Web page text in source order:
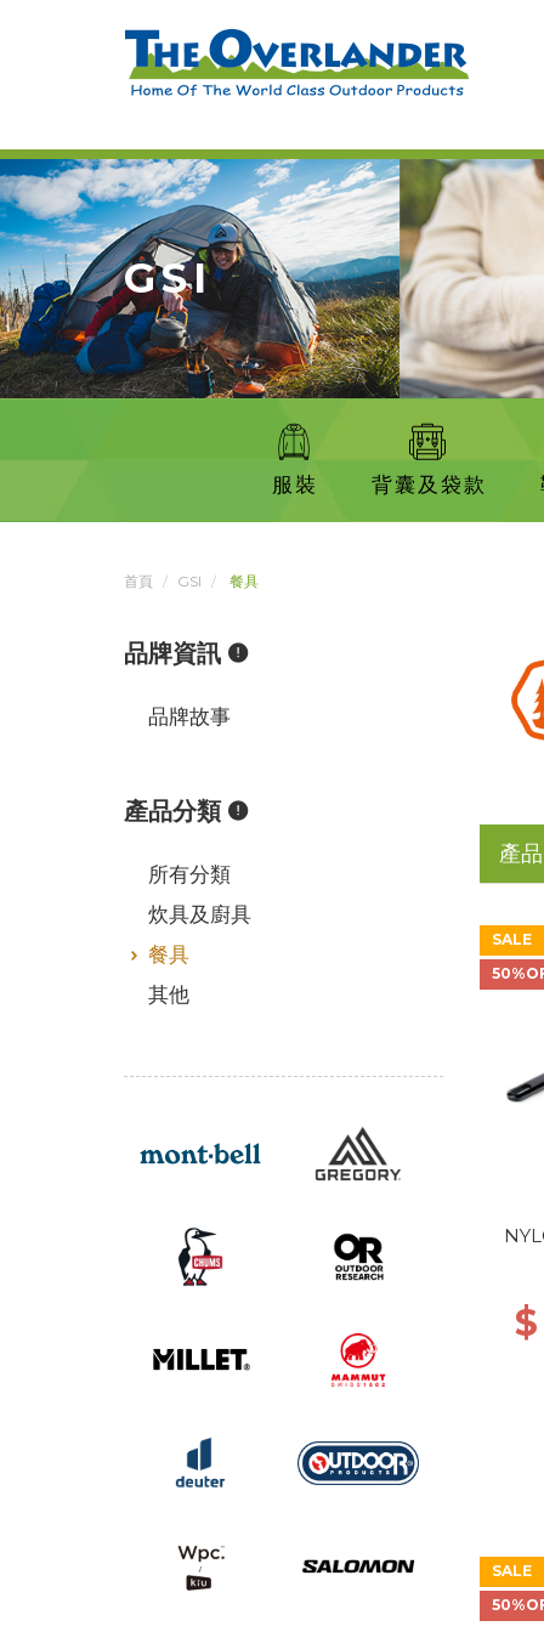
GSI
服裝 背囊及袋款
首頁 GSI 餐具
產品
SALE
SALE
品牌資訊
品牌故事
產品分類
所有分類
炊具及廚具
餐具
其他